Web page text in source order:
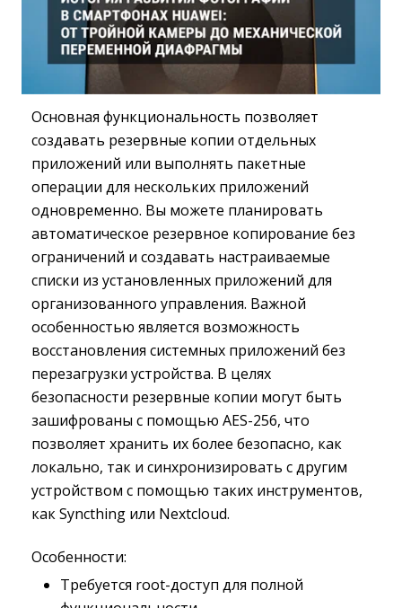
Основная функциональность позволяет
создавать резервные копии отдельных
приложений или выполнять пакетные
операции для нескольких приложений
одновременно. Вы можете планировать
автоматическое резервное копирование без
ограничений и создавать настраиваемые
списки из установленных приложений для
организованного управления. Важной
особенностью является возможность
восстановления системных приложений без
перезагрузки устройства. В целях
безопасности резервные копии могут быть
зашифрованы с помощью AES-256, что
позволяет хранить их более безопасно, как
локально, так и синхронизировать с другим
устройством с помощью таких инструментов,
как Syncthing или Nextcloud.
Особенности:
Требуется root-доступ для полной